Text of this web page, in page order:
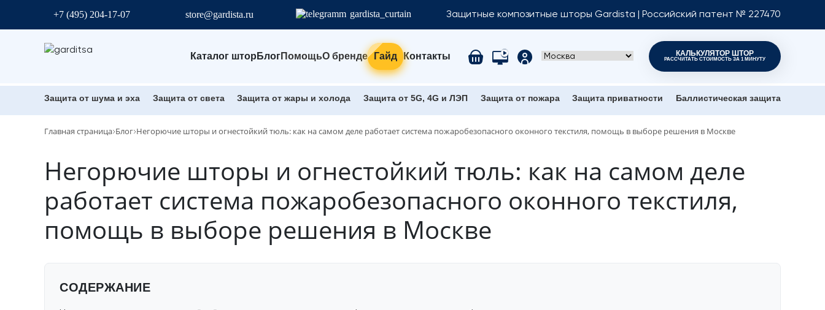
+7 (495) 204-17-07 store@gardista.ru gardista_curtain Защитные композитные шторы Gardista | Российский патент № 227470
Каталог штор БлогПомощьО бренде Гайд Контакты КАЛЬКУЛЯТОР ШТОР
РАССЧИТАТЬ СТОИМОСТЬ ЗА 1 МИНУТУ
Защита от шума и эха Защита от света Защита от жары и холода Защита от 5G, 4G и ЛЭП Защита от пожара Защита приватности Баллистическая защита
Главная страница Блог Негорючие шторы и огнестойкий тюль: как на самом деле работает система пожаробезопасного оконного текстиля, помощь в выборе решения в Москве
Негорючие шторы и огнестойкий тюль: как на самом деле
работает система пожаробезопасного оконного текстиля,
помощь в выборе решения в Москве
СОДЕРЖАНИЕ